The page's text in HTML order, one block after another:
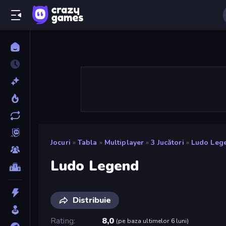
Jocuri » Tabla » Multiplayer » 3 Jucători » Ludo
Ludo Legend
Distribuie
Rating
8,0 (pe baza ultimelor 6 luni)